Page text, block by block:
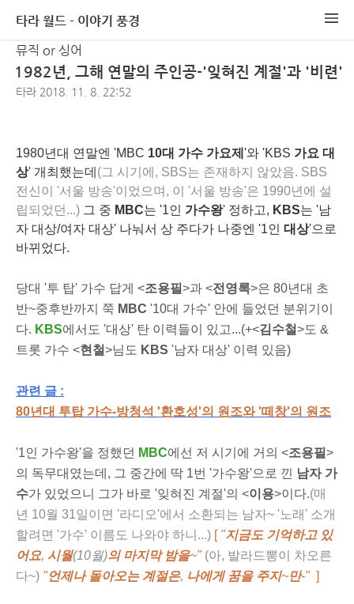
타라 월드 - 이야기 풍경
뮤직 or 싱어
1982년, 그해 연말의 주인공-'잊혀진 계절'과 '비련'
타라 2018. 11. 8. 22:52
1980년대 연말엔 'MBC 10대 가수 가요제 '와 'KBS 가요 대
상' 개최했는데 (그 시기에, SBS는 존재하지 않았음. SBS
전신이 '서울 방송'이었으며, 이 '서울 방송'은 1990년에 설
립되었던...) 그 중 MBC는 '1인 가수왕' 정하고, KBS는 '남
자 대상/여자 대상' 나눠서 상 주다가 나중엔 '1인 대상'으로
바뀌었다.
당대 '투 탑' 가수 답게 <조용필>과 <전영록>은 80년대 초
반~중후반까지 쭉 MBC '10대 가수' 안에 들었던 분위기이
다. KBS에서도 '대상' 탄 이력들이 있고...(+<김수철>도 &
트롯 가수 <현철>님도 KBS '남자 대상' 이력 있음)
관련 글 :
80년대 투탑 가수-방청석 '환호성'의 원조와 '떼창'의 원조
'1인 가수왕'을 정했던 MBC에선 저 시기에 거의 <조용필>
의 독무대였는데, 그 중간에 딱 1번 '가수왕'으로 낀
남자 가
수가 있었으니 그가 바로 '잊혀진 계절'의 <이용>이다.(매
년 10월 31일이면 '라디오'에서 소환되는 남자~ '노래' 소개
할려면 '가수' 이름도 나와야 하니...) [ "지금도 기억하고 있
어요, 시월(10월)의 마지막 밤을~"(아, 발라드뽕이 차오른
다~) "언제나 돌아오는 계절은, 나에게 꿈을 주지~만-" ]